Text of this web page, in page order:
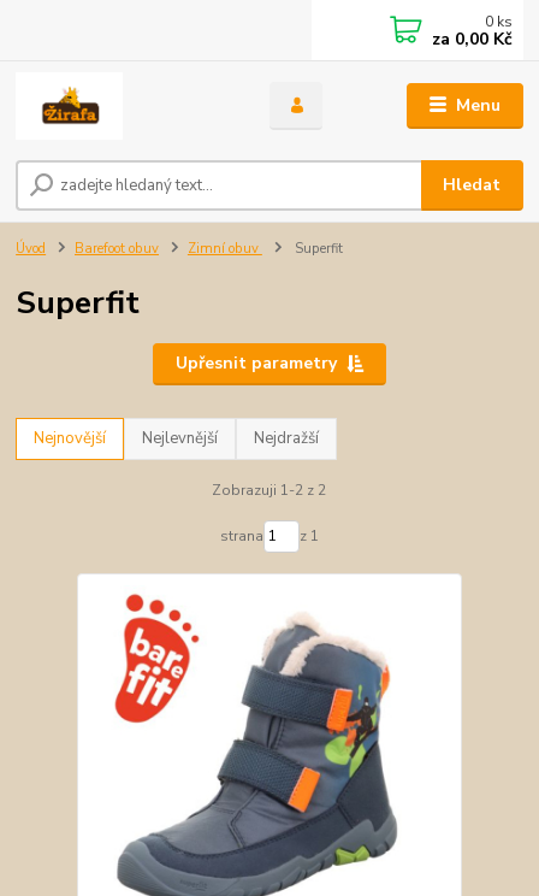
Menu
Hledat
0 ks
za 0,00 Kč
Úvod Barefoot obuv Zimní obuv Superfit
Superfit
Upřesnit parametry
Nejnovější Nejlevnější Nejdražší
Zobrazuji 1-2 z 2
strana z 1